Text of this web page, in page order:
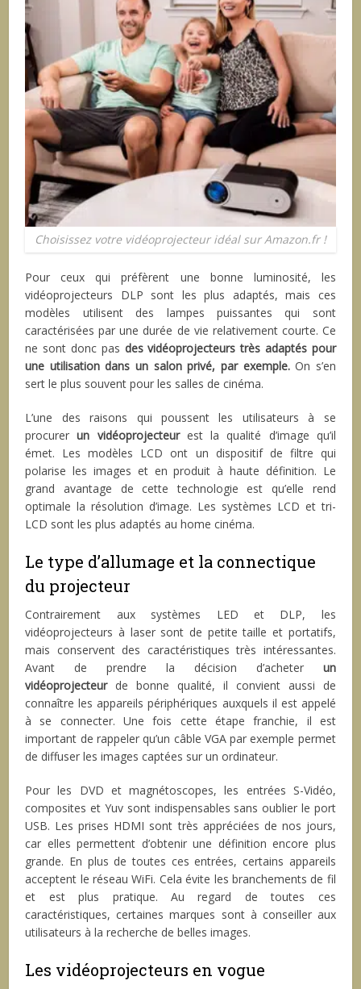
Choisissez votre vidéoprojecteur idéal sur Amazon.fr !
Pour ceux qui préfèrent une bonne luminosité, les
vidéoprojecteurs DLP sont les plus adaptés, mais ces
modèles utilisent des lampes puissantes qui sont
caractérisées par une durée de vie relativement courte. Ce
ne sont donc pas des vidéoprojecteurs très adaptés pour
une utilisation dans un salon privé, par exemple.On s’en
sert le plus souvent pour les salles de cinéma.
L’une des raisons qui poussent les utilisateurs à se
procurerun vidéoprojecteur est la qualité d’image qu’il
émet. Les modèles LCD ont un dispositif de filtre qui
polarise les images et en produit à haute définition. Le
grand avantage de cette technologie est qu’elle rend
optimale la résolution d’image. Les systèmes LCD et tri-
LCD sont les plus adaptés au home cinéma.
Le type d’allumage et la connectique
du projecteur
Contrairement aux systèmes LED et DLP, les
vidéoprojecteurs à laser sont de petite taille et portatifs,
mais conservent des caractéristiques très intéressantes.
Avant de prendre la décision d’acheter un
vidéoprojecteurde bonne qualité, il convient aussi de
connaître les appareils périphériques auxquels il est appelé
à se connecter. Une fois cette étape franchie, il est
important de rappeler qu’un câble VGA par exemple permet
de diffuser les images captées sur un ordinateur.
Pour les DVD et magnétoscopes, les entrées S-Vidéo,
composites et Yuv sont indispensables sans oublier le port
USB. Les prises HDMI sont très appréciées de nos jours,
car elles permettent d’obtenir une définition encore plus
grande. En plus de toutes ces entrées, certains appareils
acceptent le réseau WiFi. Cela évite les branchements de fil
et est plus pratique. Au regard de toutes ces
caractéristiques, certaines marques sont à conseiller aux
utilisateurs à la recherche de belles images.
Les vidéoprojecteurs en vogue